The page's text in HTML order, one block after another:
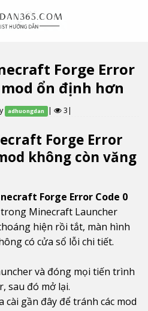
Forge Error
ổn định hơn
adhuongdan | 3|
Forge Error
không còn văng
Forge Error Code 0
Minecraft Launcher
hiện rồi tắt, màn hình
có cửa sổ lỗi chi tiết.
và đóng mọi tiến trình
sau đó mở lại.
cài gần đây để tránh các mod